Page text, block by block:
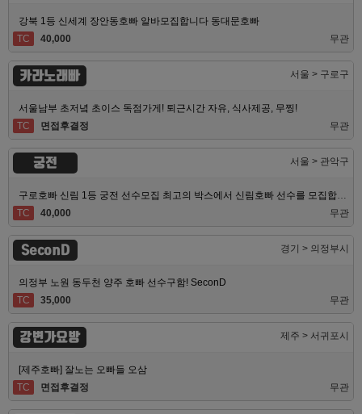
강북 1등 신세계 장안동호빠 알바모집합니다 동대문호빠
TC
40,000 무관
카라노래빠 서울 > 구로구
서울남부 초저녘 초이스 독점가게! 퇴근시간 자유, 식사제공, 무찡!
TC
면접후결정 무관
궁전 서울 > 관악구
TC
40,000 무관
SeconD 경기 > 의정부시
의정부 노원 동두천 양주 호빠 선수구함! SeconD
TC
35,000 무관
강변가요방 제주 > 서귀포시
[제주호빠] 잘노는 오빠들 오삼
TC
면접후결정 무관